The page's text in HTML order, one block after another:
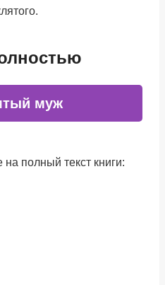
муж
полный текст книги: